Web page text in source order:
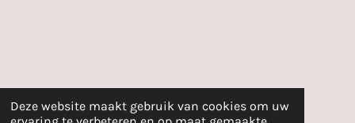
Deze website maakt gebruik van cookies om uw